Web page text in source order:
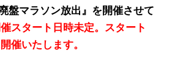
盤マラソン放出』を開催させて
スタート日時未定。 スタート
催いたします。